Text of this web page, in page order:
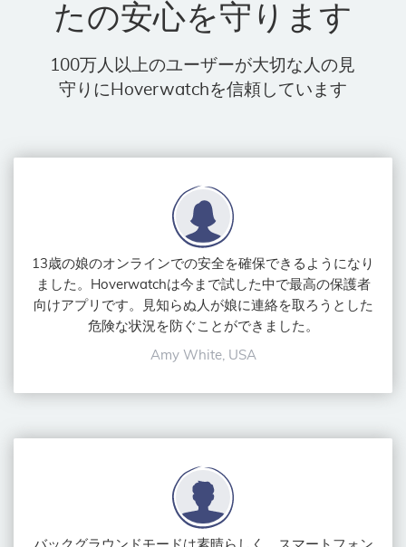
たの安心を守ります
100万人以上のユーザーが大切な人の見
守りにHoverwatchを信頼しています
13歳の娘のオンラインでの安全を確保できるようになり
ました。Hoverwatchは今まで試した中で最高の保護者
向けアプリです。見知らぬ人が娘に連絡を取ろうとした
危険な状況を防ぐことができました。
Amy White, USA
バックグラウンドモードは素晴らしく、スマートフォン